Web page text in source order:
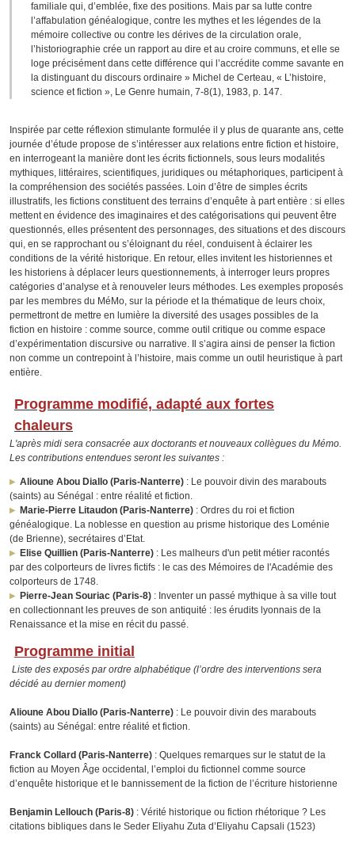
familiale qui, d’emblée, fixe des positions. Mais par sa lutte contre
l’affabulation généalogique, contre les mythes et les légendes de la
mémoire collective ou contre les dérives de la circulation orale,
l’historiographie crée un rapport au dire et au croire communs, et elle se
loge précisément dans cette différence qui l’accrédite comme savante en
la distinguant du discours ordinaire » Michel de Certeau, « L’histoire,
science et fiction », Le Genre humain, 7-8(1), 1983, p. 147.
Inspirée par cette réflexion stimulante formulée il y plus de quarante ans, cette
journée d’étude propose de s’intéresser aux relations entre fiction et histoire,
en interrogeant la manière dont les écrits fictionnels, sous leurs modalités
mythiques, littéraires, scientifiques, juridiques ou métaphoriques, participent à
la compréhension des sociétés passées. Loin d’être de simples écrits
illustratifs, les fictions constituent des terrains d’enquête à part entière : si elles
mettent en évidence des imaginaires et des catégorisations qui peuvent être
questionnés, elles présentent des personnages, des situations et des discours
qui, en se rapprochant ou s’éloignant du réel, conduisent à éclairer les
conditions de la vérité historique. En retour, elles invitent les historiennes et
les historiens à déplacer leurs questionnements, à interroger leurs propres
catégories d’analyse et à renouveler leurs méthodes. Les exemples proposés
par les membres du MéMo, sur la période et la thématique de leurs choix,
permettront de mettre en lumière la diversité des usages possibles de la
fiction en histoire : comme source, comme outil critique ou comme espace
d’expérimentation discursive ou narrative. Il s’agira ainsi de penser la fiction
non comme un contrepoint à l’histoire, mais comme un outil heuristique à part
entière.
Programme modifié, adapté aux fortes
chaleurs
L'après midi sera consacrée aux doctorants et nouveaux collègues du Mémo.
Les contributions entendues seront les suivantes :
Alioune Abou Diallo (Paris-Nanterre): Le pouvoir divin des marabouts
(saints) au Sénégal : entre réalité et fiction.
Marie-Pierre Litaudon (Paris-Nanterre) : Ordres du roi et fiction
généalogique. La noblesse en question au prisme historique des Loménie
(de Brienne), secrétaires d’Etat.
Elise Quillien (Paris-Nanterre): Les malheurs d'un petit métier racontés
par des colporteurs de livres fictifs : le cas des Mémoires de l'Académie des
colporteurs de 1748.
Pierre-Jean Souriac (Paris-8): Inventer un passé mythique à sa ville tout
en collectionnant les preuves de son antiquité : les érudits lyonnais de la
Renaissance et la mise en récit du passé.
Programme initial
Liste des exposés par ordre alphabétique (l’ordre des interventions sera
décidé au dernier moment)
Alioune Abou Diallo (Paris-Nanterre) : Le pouvoir divin des marabouts
(saints) au Sénégal: entre réalité et fiction.
Franck Collard (Paris-Nanterre) : Quelques remarques sur le statut de la
fiction au Moyen Âge occidental, l’emploi du fictionnel comme source
d’enquête historique et le bannissement de la fiction de l’écriture historienne
Benjamin Lellouch (Paris-8) : Vérité historique ou fiction rhétorique ? Les
citations bibliques dans le Seder Eliyahu Zuta d’Eliyahu Capsali (1523)